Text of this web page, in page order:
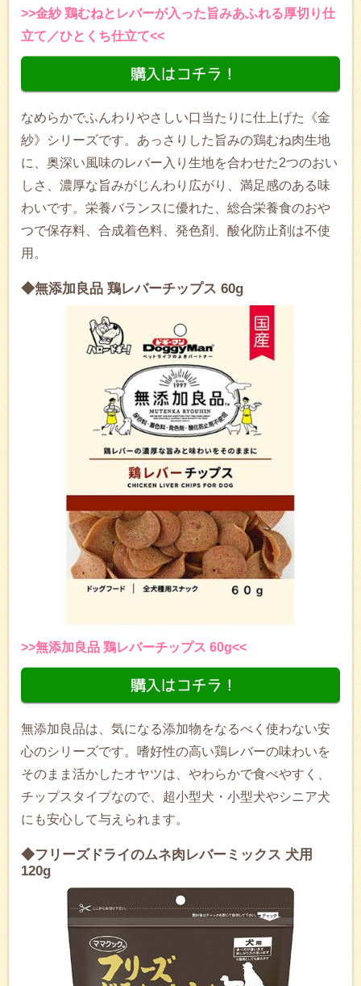
>>金紗 鶏むねとレバーが入った旨みあふれる厚切り仕
立て／ひとくち仕立て<<
なめらかでふんわりやさしい口当たりに仕上げた《金
紗》シリーズです。あっさりした旨みの鶏むね肉生地
に、奥深い風味のレバー入り生地を合わせた2つのおい
しさ、濃厚な旨みがじんわり広がり、満足感のある味
わいです。栄養バランスに優れた、総合栄養食のおや
つで保存料、合成着色料、発色剤、酸化防止剤は不使
用。
◆無添加良品 鶏レバーチップス 60g
>>無添加良品 鶏レバーチップス 60g<<
無添加良品は、気になる添加物をなるべく使わない安
心のシリーズです。嗜好性の高い鶏レバーの味わいを
そのまま活かしたオヤツは、やわらかで食べやすく、
チップスタイプなので、超小型犬・小型犬やシニア犬
にも安心して与えられます。
◆フリーズドライのムネ肉レバーミックス 犬用
120g